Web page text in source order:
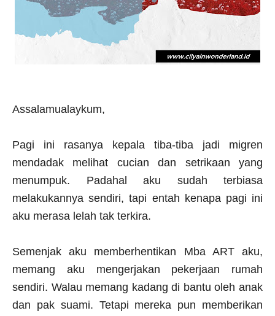
Assalamualaykum,
Pagi ini rasanya kepala tiba-tiba jadi migren
mendadak melihat cucian dan setrikaan yang
menumpuk. Padahal aku sudah terbiasa
melakukannya sendiri, tapi entah kenapa pagi ini
aku merasa lelah tak terkira.
Semenjak aku memberhentikan Mba ART aku,
memang aku mengerjakan pekerjaan rumah
sendiri. Walau memang kadang di bantu oleh anak
dan pak suami. Tetapi mereka pun memberikan